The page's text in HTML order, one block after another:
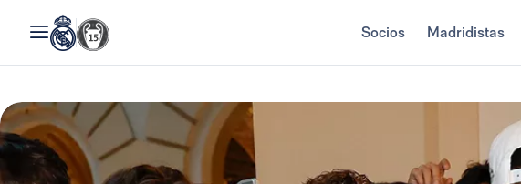
Socios Madridistas